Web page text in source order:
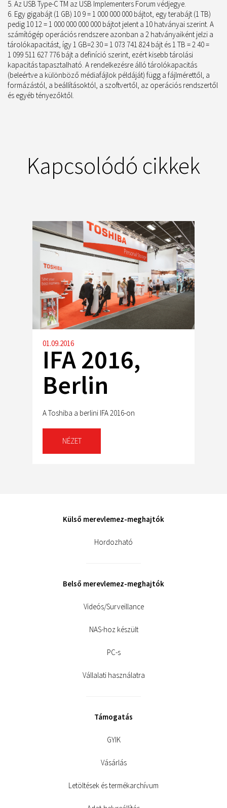
Az USB Type-C TM az USB Implementers Forum védjegye.
Egy gigabájt (1 GB) 10 9 = 1 000 000 000 bájtot, egy terabájt (1 TB)
pedig 10 12 = 1 000 000 000 000 bájtot jelent a 10 hatványai szerint. A
számítógép operációs rendszere azonban a 2 hatványaiként jelzi a
tárolókapacitást, így 1 GB=2 30 = 1 073 741 824 bájt és 1 TB = 2 40 =
1 099 511 627 776 bájt a definíció szerint, ezért kisebb tárolási
kapacitás tapasztalható. A rendelkezésre álló tárolókapacitás
(beleértve a különböző médiafájlok példáját) függ a fájlmérettől, a
formázástól, a beállításoktól, a szoftvertől, az operációs rendszertől
és egyéb tényezőktől.
Kapcsolódó cikkek
01.09.2016
IFA 2016,
Berlin
A Toshiba a berlini IFA 2016-on
NÉZET
Külső merevlemez-meghajtók
Hordozható
Belső merevlemez-meghajtók
Videós/Surveillance
NAS-hoz készült
PC-s
Vállalati használatra
Támogatás
GYIK
Vásárlás
Letöltések és termékarchívum